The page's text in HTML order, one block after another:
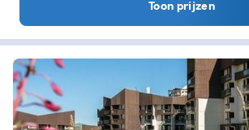
Toon prijzen